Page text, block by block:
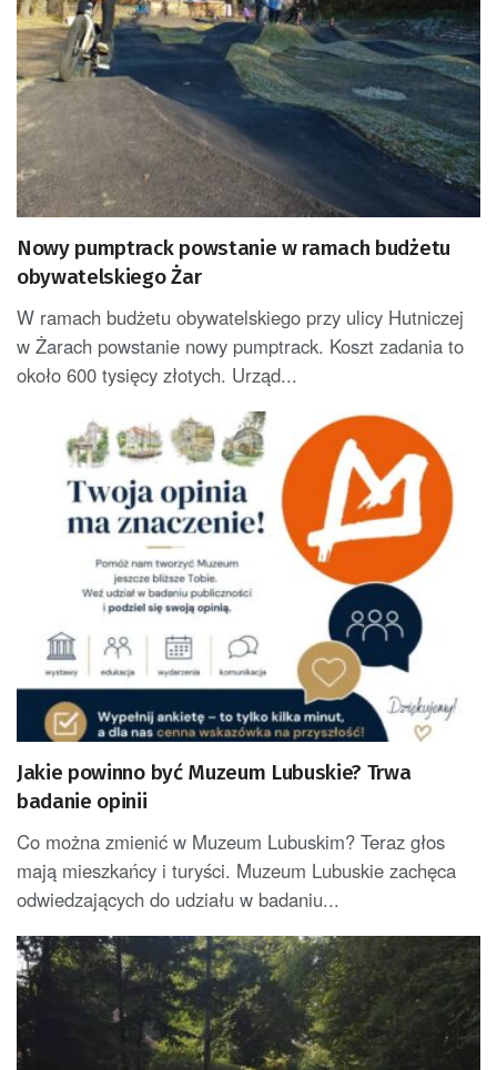
Nowy pumptrack powstanie w ramach budżetu
obywatelskiego Żar
W ramach budżetu obywatelskiego przy ulicy Hutniczej
w Żarach powstanie nowy pumptrack. Koszt zadania to
około 600 tysięcy złotych. Urząd...
Jakie powinno być Muzeum Lubuskie? Trwa
badanie opinii
Co można zmienić w Muzeum Lubuskim? Teraz głos
mają mieszkańcy i turyści. Muzeum Lubuskie zachęca
odwiedzających do udziału w badaniu...